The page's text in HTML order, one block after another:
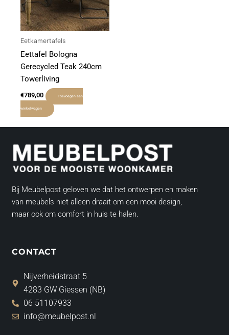
Eetkamertafels
Eettafel Bologna
Gerecycled Teak 240cm
Towerliving
€789,00 Toevoegen aan
winkelwagen
Bij Meubelpost geloven we dat het ontwerpen en maken
van meubels niet alleen draait om een mooi design,
maar ook om comfort in huis te halen.
CONTACT
Nijverheidstraat 5
4283 GW Giessen (NB)
06 51107933
info@meubelpost.nl